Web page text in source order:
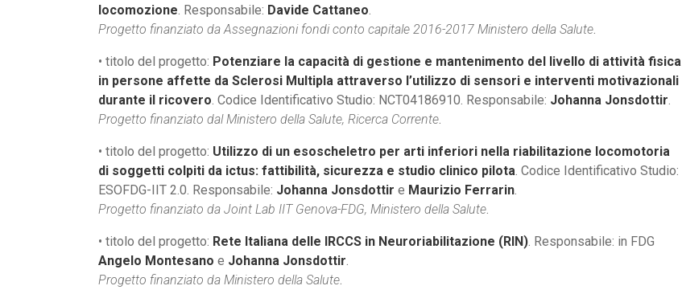
locomozione. Responsabile: Davide Cattaneo.
Progetto finanziato da Assegnazioni fondi conto capitale 2016-2017 Ministero della Salute.
• titolo del progetto: Potenziare la capacità di gestione e mantenimento del livello di attività fisica
in persone affette da Sclerosi Multipla attraverso l’utilizzo di sensori e interventi motivazionali
durante il ricovero. Codice Identificativo Studio: NCT04186910. Responsabile: Johanna Jonsdottir.
Progetto finanziato dal Ministero della Salute, Ricerca Corrente.
• titolo del progetto: Utilizzo di un esoscheletro per arti inferiori nella riabilitazione locomotoria
di soggetti colpiti da ictus: fattibilità, sicurezza e studio clinico pilota. Codice Identificativo Studio:
ESOFDG-IIT 2.0. Responsabile: Johanna Jonsdottir e Maurizio Ferrarin.
Progetto finanziato da Joint Lab IIT Genova-FDG, Ministero della Salute.
• titolo del progetto: Rete Italiana delle IRCCS in Neuroriabilitazione (RIN). Responsabile: in FDG
Angelo Montesano e Johanna Jonsdottir.
Progetto finanziato da Ministero della Salute.